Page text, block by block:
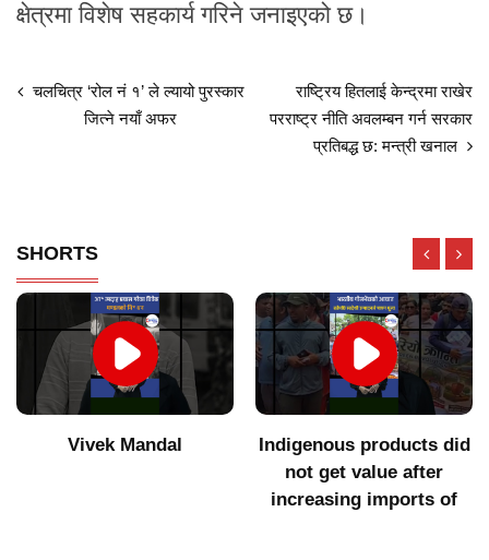
क्षेत्रमा विशेष सहकार्य गरिने जनाइएको छ।
चलचित्र ‘रोल नं १’ ले ल्यायो पुरस्कार
जित्ने नयाँ अफर
राष्ट्रिय हितलाई केन्द्रमा राखेर
परराष्ट्र नीति अवलम्बन गर्न सरकार
प्रतिबद्ध छ: मन्त्री खनाल
SHORTS
Vivek Mandal
Indigenous products did
not get value after
increasing imports of